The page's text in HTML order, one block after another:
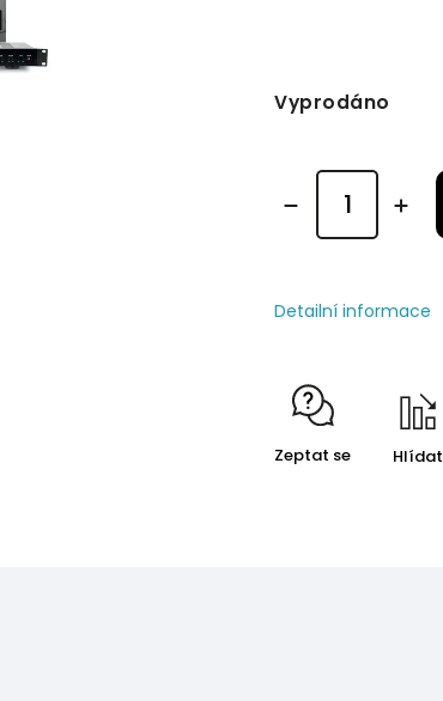
Vyprodáno
Detailní informace
Zeptat se Hlídat